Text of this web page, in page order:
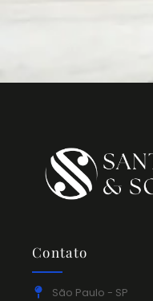
Contato
São Paulo - SP